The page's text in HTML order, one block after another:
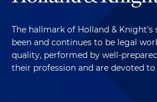
The hallmark of Holland & Knight's
been and continues to be legal
quality, performed by well-
their profession and are devoted